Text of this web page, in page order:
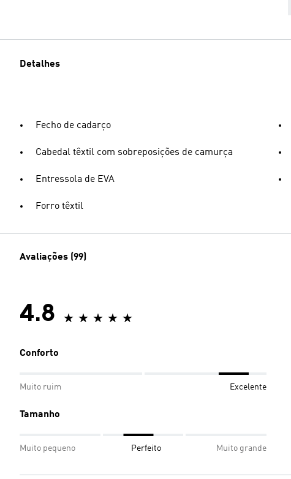
Detalhes
Fecho de cadarço
Cabedal têxtil com sobreposições de camurça
Entressola de EVA
Forro têxtil
Avaliações (99)
4.8
Conforto
Muito ruim Excelente
Tamanho
Muito pequeno Perfeito Muito grande